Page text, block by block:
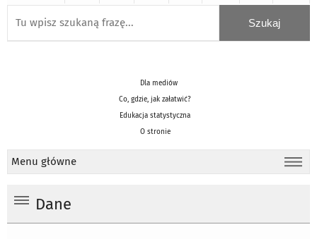
Dla mediów
Co, gdzie, jak załatwić?
Edukacja statystyczna
O stronie
Menu główne
Dane